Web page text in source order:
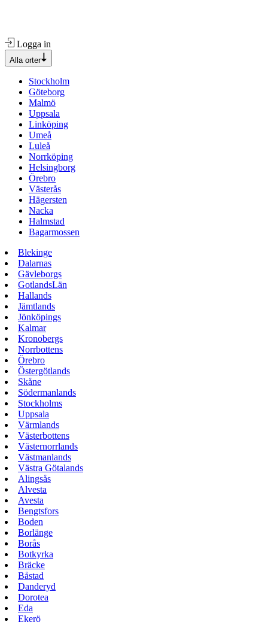
Logga in
Alla orter
Stockholm
Göteborg
Malmö
Uppsala
Linköping
Umeå
Luleå
Norrköping
Helsingborg
Örebro
Västerås
Hägersten
Nacka
Halmstad
Bagarmossen
Blekinge
Dalarnas
Gävleborgs
GotlandsLän
Hallands
Jämtlands
Jönköpings
Kalmar
Kronobergs
Norrbottens
Örebro
Östergötlands
Skåne
Södermanlands
Stockholms
Uppsala
Värmlands
Västerbottens
Västernorrlands
Västmanlands
Västra Götalands
Alingsås
Alvesta
Avesta
Bengtsfors
Boden
Borlänge
Borås
Botkyrka
Bräcke
Båstad
Danderyd
Dorotea
Eda
Ekerö